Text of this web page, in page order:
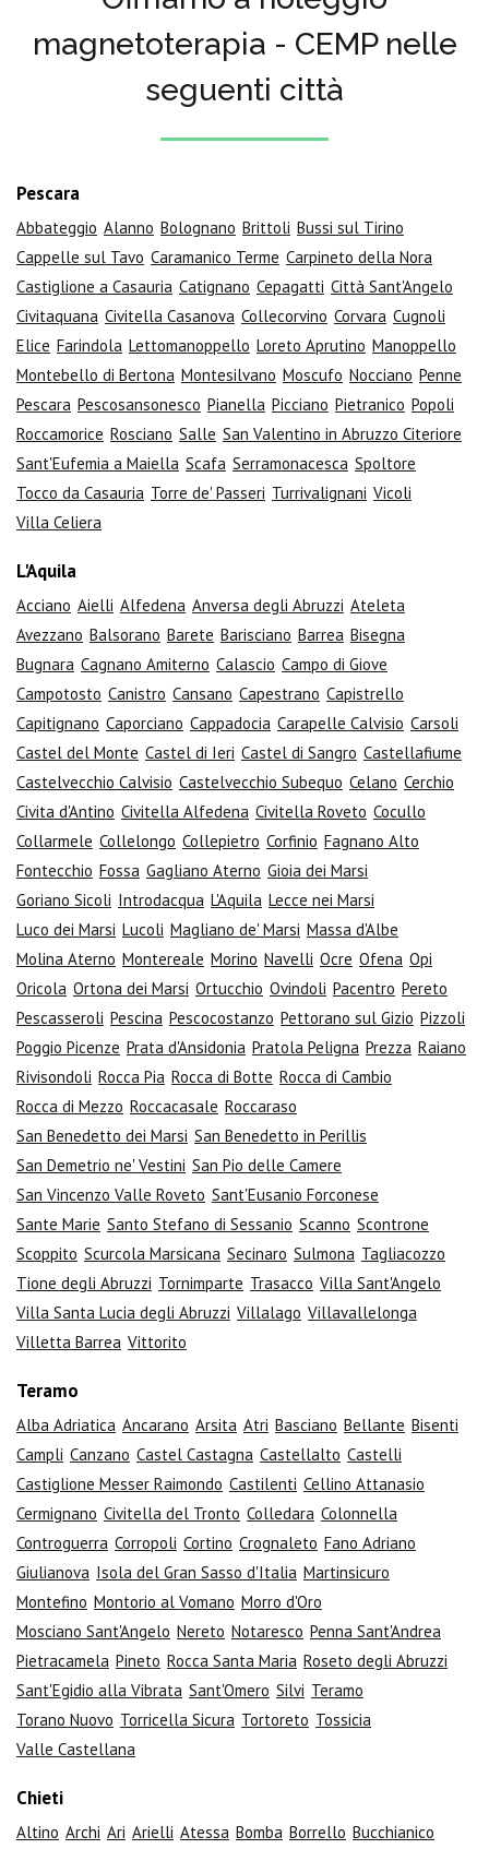
magnetoterapia - CEMP nelle
seguenti città
Pescara
Abbateggio Alanno Bolognano Brittoli Bussi sul Tirino
Cappelle sul Tavo Caramanico Terme Carpineto della Nora
Castiglione a Casauria Catignano Cepagatti Città Sant'Angelo
Civitaquana Civitella Casanova Collecorvino Corvara Cugnoli
Elice Farindola Lettomanoppello Loreto Aprutino Manoppello
Montebello di Bertona Montesilvano Moscufo Nocciano Penne
Pescara Pescosansonesco Pianella Picciano Pietranico Popoli
Roccamorice Rosciano Salle San Valentino in Abruzzo Citeriore
Sant'Eufemia a Maiella Scafa Serramonacesca Spoltore
Tocco da Casauria Torre de' Passeri Turrivalignani Vicoli
Villa Celiera
L'Aquila
Acciano Aielli Alfedena Anversa degli Abruzzi Ateleta
Avezzano Balsorano Barete Barisciano Barrea Bisegna
Bugnara Cagnano Amiterno Calascio Campo di Giove
Campotosto Canistro Cansano Capestrano Capistrello
Capitignano Caporciano Cappadocia Carapelle Calvisio Carsoli
Castel del Monte Castel di Ieri Castel di Sangro Castellafiume
Castelvecchio Calvisio Castelvecchio Subequo Celano Cerchio
Civita d'Antino Civitella Alfedena Civitella Roveto Cocullo
Collarmele Collelongo Collepietro Corfinio Fagnano Alto
Fontecchio Fossa Gagliano Aterno Gioia dei Marsi
Goriano Sicoli Introdacqua L'Aquila Lecce nei Marsi
Luco dei Marsi Lucoli Magliano de' Marsi Massa d'Albe
Molina Aterno Montereale Morino Navelli Ocre Ofena Opi
Oricola Ortona dei Marsi Ortucchio Ovindoli Pacentro Pereto
Pescasseroli Pescina Pescocostanzo Pettorano sul Gizio Pizzoli
Poggio Picenze Prata d'Ansidonia Pratola Peligna Prezza Raiano
Rivisondoli Rocca Pia Rocca di Botte Rocca di Cambio
Rocca di Mezzo Roccacasale Roccaraso
San Benedetto dei Marsi San Benedetto in Perillis
San Demetrio ne' Vestini San Pio delle Camere
San Vincenzo Valle Roveto Sant'Eusanio Forconese
Sante Marie Santo Stefano di Sessanio Scanno Scontrone
Scoppito Scurcola Marsicana Secinaro Sulmona Tagliacozzo
Tione degli Abruzzi Tornimparte Trasacco Villa Sant'Angelo
Villa Santa Lucia degli Abruzzi Villalago Villavallelonga
Villetta Barrea Vittorito
Teramo
Alba Adriatica Ancarano Arsita Atri Basciano Bellante Bisenti
Campli Canzano Castel Castagna Castellalto Castelli
Castiglione Messer Raimondo Castilenti Cellino Attanasio
Cermignano Civitella del Tronto Colledara Colonnella
Controguerra Corropoli Cortino Crognaleto Fano Adriano
Giulianova Isola del Gran Sasso d'Italia Martinsicuro
Montefino Montorio al Vomano Morro d'Oro
Mosciano Sant'Angelo Nereto Notaresco Penna Sant'Andrea
Pietracamela Pineto Rocca Santa Maria Roseto degli Abruzzi
Sant'Egidio alla Vibrata Sant'Omero Silvi Teramo
Torano Nuovo Torricella Sicura Tortoreto Tossicia
Valle Castellana
Chieti
Altino Archi Ari Arielli Atessa Bomba Borrello Bucchianico